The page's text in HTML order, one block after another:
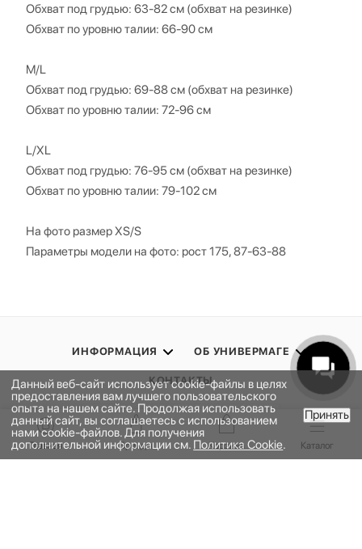
В КОРЗИНУ
Обхват под грудью: 63-82 см (обхват на резинке)
Обхват по уровню талии: 66-90 см
M/L
Обхват под грудью: 69-88 см (обхват на резинке)
Обхват по уровню талии: 72-96 см
L/XL
Обхват под грудью: 76-95 см (обхват на резинке)
Обхват по уровню талии: 79-102 см
На фото размер XS/S
Параметры модели на фото: рост 175, 87-63-88
ИНФОРМАЦИЯ ОБ УНИВЕРМАГЕ
КОНТАКТЫ
ПОДПИСАТЬСЯ НА РАССЫЛКУ
Данный веб-сайт использует cookie-файлы в целях
предоставления вам лучшего пользовательского
опыта на нашем сайте. Продолжая использовать
данный сайт, вы соглашаетесь с использованием
нами cookie-файлов. Для получения
дополнительной информации см. Политика Cookie.
Принять
Главная Бренды Корзина Каталог